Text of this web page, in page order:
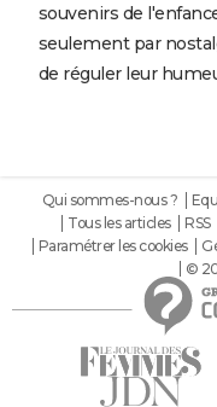
souvenirs de
seulement par
de réguler leur
Qui sommes-nous ?
Tous les articles
RSS
Paramétrer les cookies
©